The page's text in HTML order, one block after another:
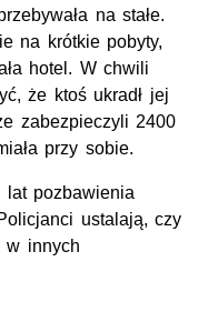
na stałe.
na krótkie pobyty,
hotel. W chwili
że ktoś ukradł jej
zabezpieczyli 2400
przy sobie.
lat pozbawienia
ustalają, czy
w innych